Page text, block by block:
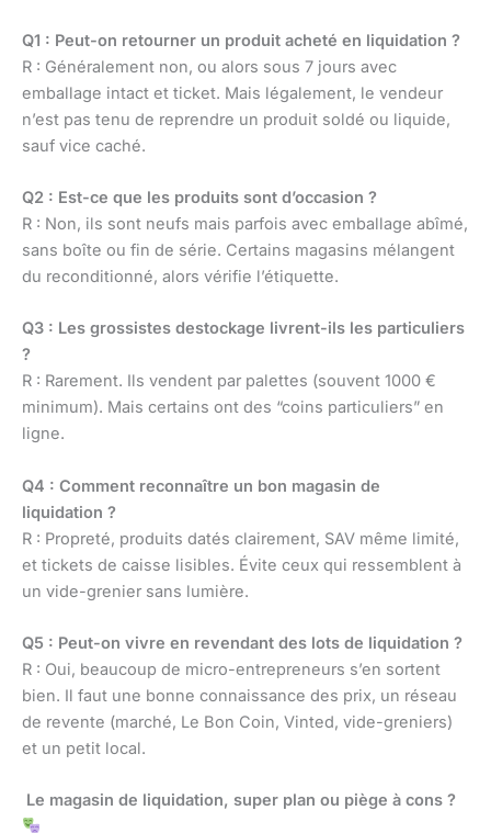
Q1 : Peut-on retourner un produit acheté en liquidation ?
R : Généralement non, ou alors sous 7 jours avec
emballage intact et ticket. Mais légalement, le vendeur
n’est pas tenu de reprendre un produit soldé ou liquide,
sauf vice caché.
Q2 : Est-ce que les produits sont d’occasion ?
R : Non, ils sont neufs mais parfois avec emballage abîmé,
sans boîte ou fin de série. Certains magasins mélangent
du reconditionné, alors vérifie l’étiquette.
Q3 : Les grossistes destockage livrent-ils les particuliers
?
R : Rarement. Ils vendent par palettes (souvent 1000 €
minimum). Mais certains ont des “coins particuliers” en
ligne.
Q4 : Comment reconnaître un bon magasin de
liquidation ?
R : Propreté, produits datés clairement, SAV même limité,
et tickets de caisse lisibles. Évite ceux qui ressemblent à
un vide-grenier sans lumière.
Q5 : Peut-on vivre en revendant des lots de liquidation ?
R : Oui, beaucoup de micro-entrepreneurs s’en sortent
bien. Il faut une bonne connaissance des prix, un réseau
de revente (marché, Le Bon Coin, Vinted, vide-greniers)
et un petit local.
Le magasin de liquidation, super plan ou piège à cons ?